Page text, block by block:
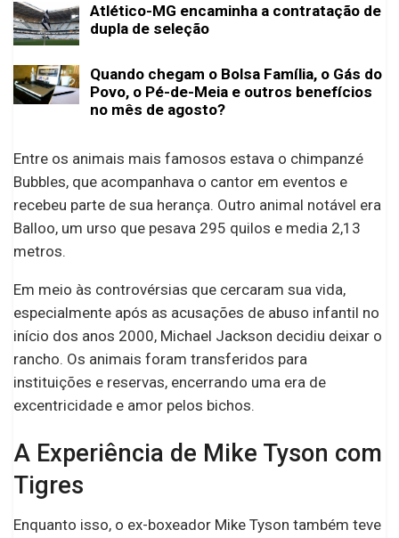
Atlético-MG encaminha a contratação de
dupla de seleção
Quando chegam o Bolsa Família, o Gás do
Povo, o Pé-de-Meia e outros benefícios
no mês de agosto?
Entre os animais mais famosos estava o chimpanzé
Bubbles, que acompanhava o cantor em eventos e
recebeu parte de sua herança. Outro animal notável era
Balloo, um urso que pesava 295 quilos e media 2,13
metros.
Em meio às controvérsias que cercaram sua vida,
especialmente após as acusações de abuso infantil no
início dos anos 2000, Michael Jackson decidiu deixar o
rancho. Os animais foram transferidos para
instituições e reservas, encerrando uma era de
excentricidade e amor pelos bichos.
A Experiência de Mike Tyson com
Tigres
Enquanto isso, o ex-boxeador Mike Tyson também teve